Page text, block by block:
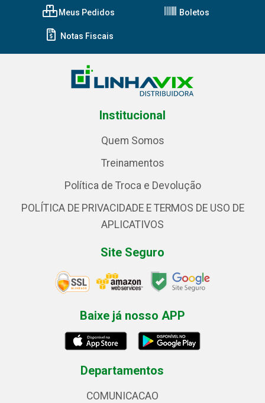
Meus Pedidos Boletos
Notas Fiscais
Institucional
Quem Somos
Treinamentos
Política de Troca e Devolução
POLÍTICA DE PRIVACIDADE E TERMOS DE USO DE
APLICATIVOS
Site Seguro
Baixe já nosso APP
Departamentos
COMUNICACAO